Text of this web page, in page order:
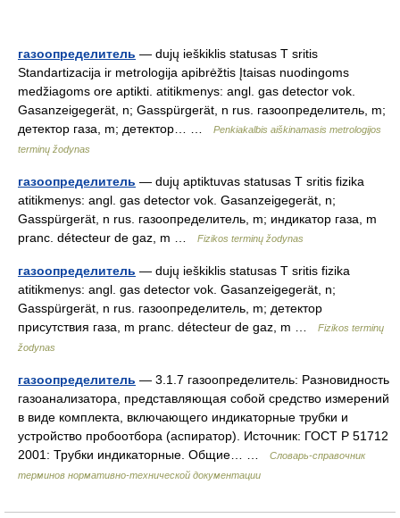
газоопределитель — dujų ieškiklis statusas T sritis
Standartizacija ir metrologija apibrėžtis Įtaisas nuodingoms
medžiagoms ore aptikti. atitikmenys: angl. gas detector vok.
Gasanzeigegerät, n; Gasspürgerät, n rus. газоопределитель, m;
детектор газа, m; детектор… …
Penkiakalbis aiškinamasis metrologijos
terminų žodynas
газоопределитель — dujų aptiktuvas statusas T sritis fizika
atitikmenys: angl. gas detector vok. Gasanzeigegerät, n;
Gasspürgerät, n rus. газоопределитель, m; индикатор газа, m
pranc. détecteur de gaz, m …
Fizikos terminų žodynas
газоопределитель — dujų ieškiklis statusas T sritis fizika
atitikmenys: angl. gas detector vok. Gasanzeigegerät, n;
Gasspürgerät, n rus. газоопределитель, m; детектор
присутствия газа, m pranc. détecteur de gaz, m …
Fizikos terminų
žodynas
газоопределитель — 3.1.7 газоопределитель: Разновидность
газоанализатора, представляющая собой средство измерений
в виде комплекта, включающего индикаторные трубки и
устройство пробоотбора (аспиратор). Источник: ГОСТ Р 51712
2001: Трубки индикаторные. Общие… …
Словарь-справочник
терминов нормативно-технической документации